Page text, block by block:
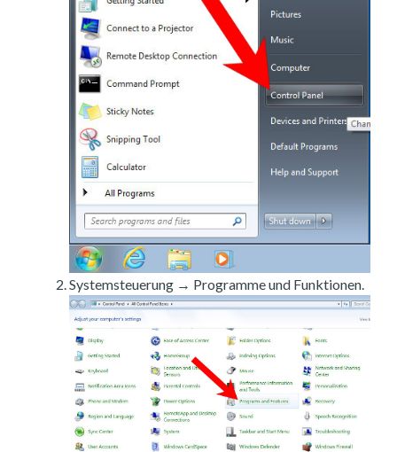
Systemsteuerung → Programme und Funktionen.